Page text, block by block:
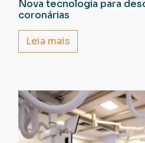
Nova tecnologia para
coronárias
Leia mais